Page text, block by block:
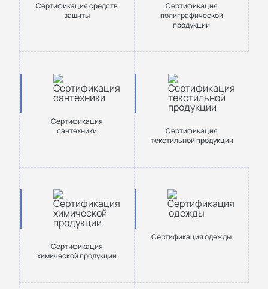
Сертификация средств
защиты
Сертификация
полиграфической
продукции
Сертификация
сантехники
Cертификация
текстильной продукции
Сертификация
химической продукции
Сертификация одежды